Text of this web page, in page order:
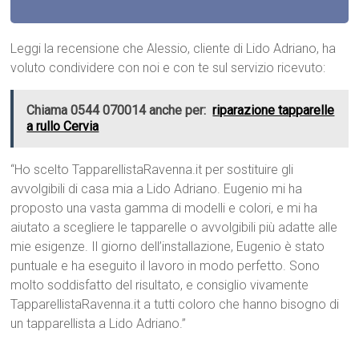
Leggi la recensione che Alessio, cliente di Lido Adriano, ha
voluto condividere con noi e con te sul servizio ricevuto:
Chiama 0544 070014 anche per: riparazione tapparelle
a rullo Cervia
“Ho scelto TapparellistaRavenna.it per sostituire gli
avvolgibili di casa mia a Lido Adriano. Eugenio mi ha
proposto una vasta gamma di modelli e colori, e mi ha
aiutato a scegliere le tapparelle o avvolgibili più adatte alle
mie esigenze. Il giorno dell’installazione, Eugenio è stato
puntuale e ha eseguito il lavoro in modo perfetto. Sono
molto soddisfatto del risultato, e consiglio vivamente
TapparellistaRavenna.it a tutti coloro che hanno bisogno di
un tapparellista a Lido Adriano.”